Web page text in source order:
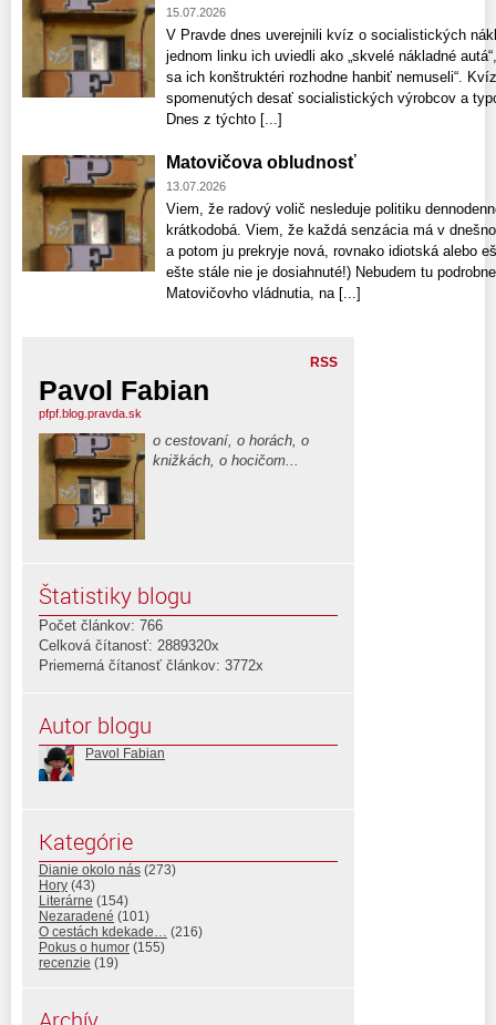
15.07.2026
V Pravde dnes uverejnili kvíz o socialistických
jednom linku ich uviedli ako „skvelé nákladné
sa ich konštruktéri rozhodne hanbiť nemuseli“.
spomenutých desať socialistických výrobcov a
Dnes z týchto [...]
Matovičova obludnosť
13.07.2026
Viem, že radový volič nesleduje politiku
krátkodobá. Viem, že každá senzácia má v
a potom ju prekryje nová, rovnako idiotská alebo
ešte stále nie je dosiahnuté!) Nebudem tu
Matovičovho vládnutia, na [...]
RSS
Pavol Fabian
pfpf.blog.pravda.sk
o cestovaní, o horách, o
knižkách, o hocičom...
Štatistiky blogu
Počet článkov: 766
Celková čítanosť: 2889320x
Priemerná čítanosť článkov: 3772x
Autor blogu
Pavol Fabian
Kategórie
Dianie okolo nás (273)
Hory (43)
Literárne (154)
Nezaradené (101)
O cestách kdekade… (216)
Pokus o humor (155)
recenzie (19)